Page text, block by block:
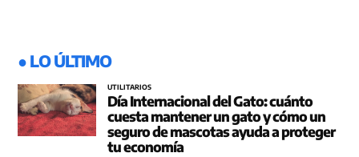
● LO ÚLTIMO
UTILITARIOS
Día Internacional del Gato: cuánto
cuesta mantener un gato y cómo un
seguro de mascotas ayuda a proteger
tu economía